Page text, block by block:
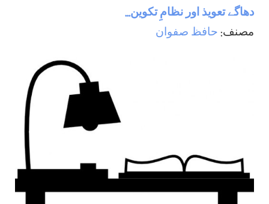
دھاگے تعویذ اور نظامِ تکوین...
مصنف: حافظ صفوان